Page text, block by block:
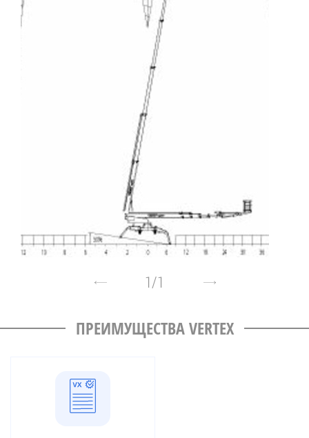
1/1
ПРЕИМУЩЕСТВА VERTEX